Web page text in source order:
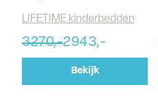
LIFETIME kinderbedden
3270,-2943,-
Bekijk